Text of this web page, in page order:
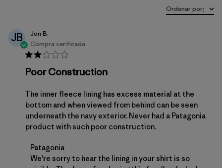
Ordenar por:
JB
Jon B.
Compra verificada
Poor Construction
The inner fleece lining has excess material at the
bottom and when viewed from behind can be seen
underneath the navy exterior. Never had a Patagonia
product with such poor construction.
Comentarios del propietario de la tienda sobre la
Patagonia
We're sorry to hear the lining in your shirt is so